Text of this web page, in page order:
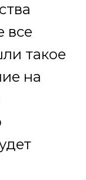
все
такое
на